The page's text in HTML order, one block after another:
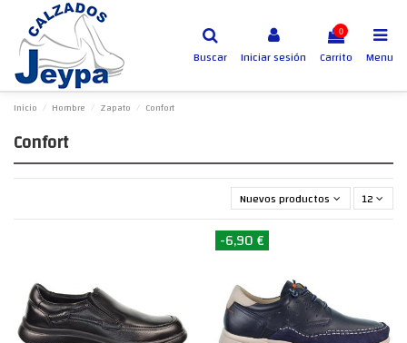
Buscar Iniciar sesión
0
Carrito Menu
Inicio Hombre Zapato Confort
Confort
Nuevos productos primero12
-6,90 €